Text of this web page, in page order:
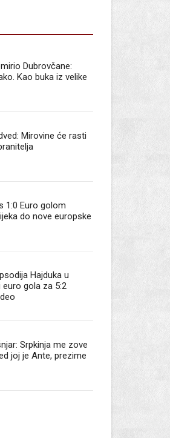
Dubrovčane:
Kao buka iz velike
Mirovine će rasti
1:0 Euro golom
do nove europske
Hajduka u
euro gola za 5:2
Srpkinja me zove
joj je Ante, prezime